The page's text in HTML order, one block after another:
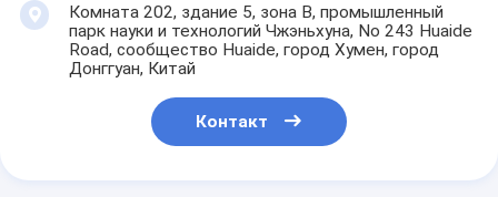
Комната 202, здание 5, зона B, промышленный
парк науки и технологий Чжэньхуна, No 243 Huaide
Road, сообщество Huaide, город Хумен, город
Донггуан, Китай
Контакт